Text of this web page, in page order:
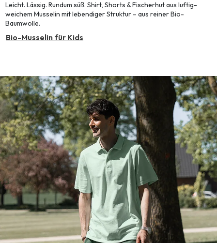
Leicht. Lässig. Rundum süß. Shirt, Shorts & Fischerhut aus luftig-
weichem Musselin mit lebendiger Struktur – aus reiner Bio-
Baumwolle.
Bio-Musselin für Kids